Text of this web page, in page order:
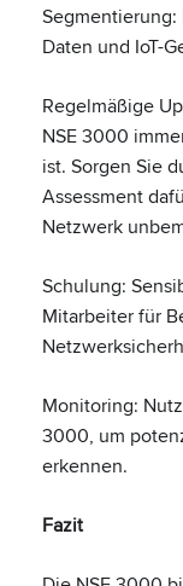
Segmentierung:
Daten und IoT-
Regelmäßige
NSE 3000
ist. Sorgen Sie
Assessment
Netzwerk
Schulung:
Mitarbeiter für
Monitoring:
3000, um
erkennen.
Fazit